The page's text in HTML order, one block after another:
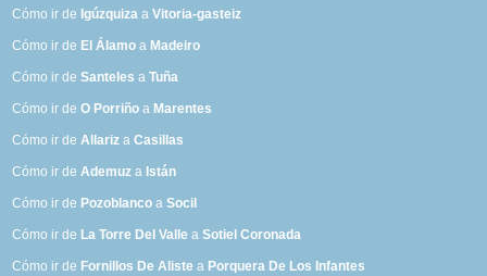
Cómo ir de Igúzquiza aVitoria-gasteiz
Cómo ir de El Álamo a Madeiro
Cómo ir deSanteles aTuña
Cómo ir deO Porriño a Marentes
Cómo ir deAllariz aCasillas
Cómo ir deAdemuz a Istán
Cómo ir de Pozoblanco aSocil
Cómo ir de La Torre Del Valle aSotiel Coronada
Cómo ir de Fornillos De Aliste a Porquera De Los Infantes